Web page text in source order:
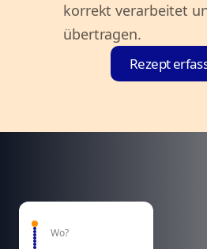
korrekt verarbeitet
übertragen.
Rezept
Wo?